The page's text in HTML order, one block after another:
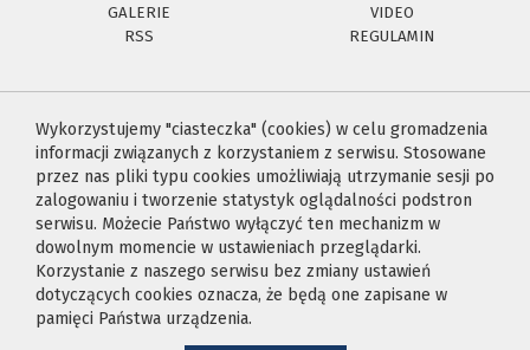
GALERIE
VIDEO
RSS
REGULAMIN
Wykorzystujemy "ciasteczka" (cookies) w celu gromadzenia
informacji związanych z korzystaniem z serwisu. Stosowane
przez nas pliki typu cookies umożliwiają utrzymanie sesji po
zalogowaniu i tworzenie statystyk oglądalności podstron
serwisu. Możecie Państwo wyłączyć ten mechanizm w
dowolnym momencie w ustawieniach przeglądarki.
Korzystanie z naszego serwisu bez zmiany ustawień
dotyczących cookies oznacza, że będą one zapisane w
pamięci Państwa urządzenia.